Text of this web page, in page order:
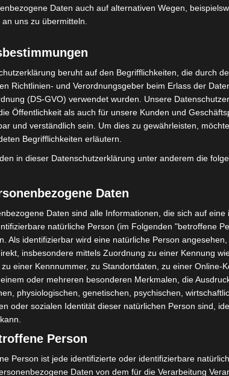
foto: feuerwehr burgdorf
Dienst offiziell vorbei, folgte in der Nacht um
in einer Wohnung wurde gemeldet. Vor Ort
ausgelöst worden war – ein medizinischer
Daten auch auf alternativen Wegen,
uns zu übermitteln.
beruht auf den Begrifflichkeiten, die durch
Richtlinien- und Verordnungsgeber beim Erlass der
(DS-GVO) verwendet wurden. Unsere
Öffentlichkeit als auch für unsere Kunden und
und verständlich sein. Um dies zu gewährleisten,
Begrifflichkeiten erläutern.
in dieser Datenschutzerklärung unter anderem die
Daten
Daten sind alle Informationen, die sich auf eine
natürliche Person (im Folgenden "betroffene
Als identifizierbar wird eine natürliche Person
insbesondere mittels Zuordnung zu einer Kennung
zu einer Kennnummer, zu Standortdaten, zu einer Online-
oder mehreren besonderen Merkmalen, die
physiologischen, genetischen, psychischen,
oder sozialen Identität dieser natürlichen Person sind,
Person
Person ist jede identifizierte oder identifizierbare
Daten von dem für die Verarbeitung